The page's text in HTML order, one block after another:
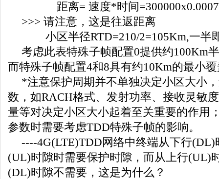
距离= 速度*时间
>>> 请注意，这是往返距离
小区半径RTD=210/2=105Km,一半
考虑此表特殊子帧配置0提供约100Km
而特殊子帧配置4和8具有约10Km的最小
*注意保护周期并不单独决定小区大小
数，如RACH格式、发射功率、接收灵敏
量等对决定小区大小起着至关重要的作用
参数时需要考虑TDD特殊子帧的影响。
----4G(LTE)TDD网络中终端从下行(DL)
(UL)时隙时需要保护时隙，而从上行(UL)
(DL)时隙不需要，这是为什么？